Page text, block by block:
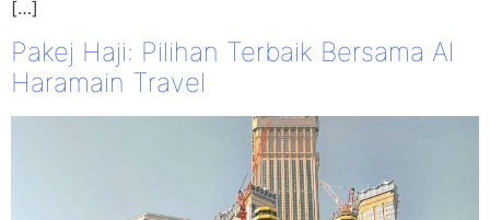
[…]
Pakej Haji: Pilihan Terbaik Bersama Al
Haramain Travel